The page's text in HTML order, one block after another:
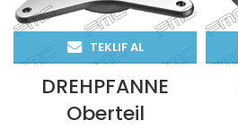
TEKLIF AL
DREHPFANNE
Oberteil